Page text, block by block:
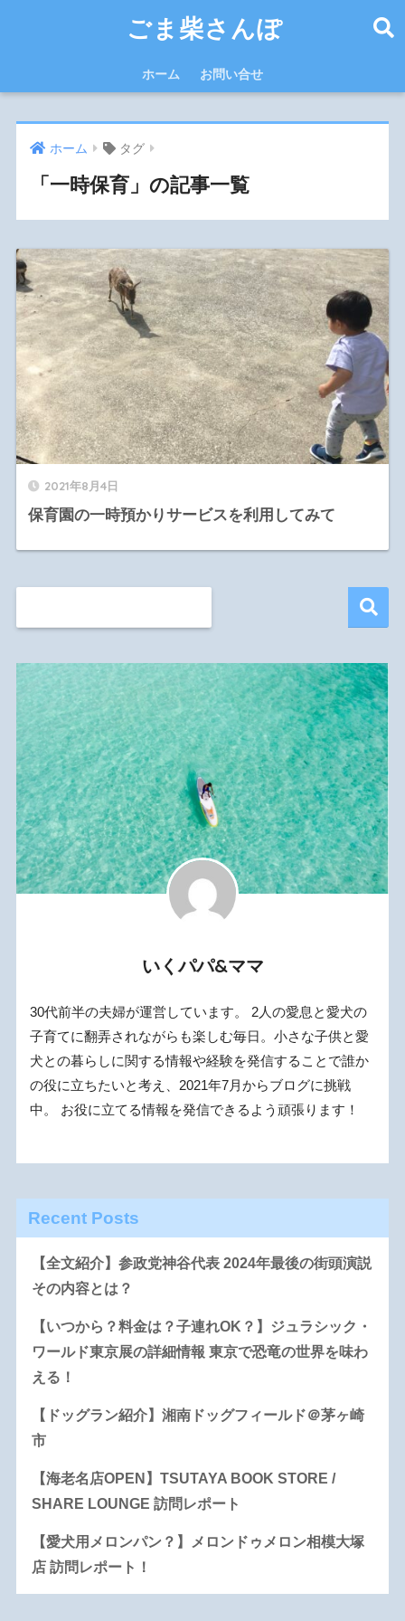
ごま柴さんぽ
ホーム お問い合せ
ホーム タグ
「一時保育」の記事一覧
2021年8月4日
保育園の一時預かりサービスを利用してみて
いくパパ&ママ
30代前半の夫婦が運営しています。 2人の愛息と愛犬の
子育てに翻弄されながらも楽しむ毎日。小さな子供と愛
犬との暮らしに関する情報や経験を発信することで誰か
の役に立ちたいと考え、2021年7月からブログに挑戦
中。 お役に立てる情報を発信できるよう頑張ります！
Recent Posts
【全文紹介】参政党神谷代表 2024年最後の街頭演説
その内容とは？
【いつから？料金は？子連れOK？】ジュラシック・
ワールド東京展の詳細情報 東京で恐竜の世界を味わ
える！
【ドッグラン紹介】湘南ドッグフィールド＠茅ヶ崎
市
【海老名店OPEN】TSUTAYA BOOK STORE /
SHARE LOUNGE 訪問レポート
【愛犬用メロンパン？】メロンドゥメロン相模大塚
店 訪問レポート！